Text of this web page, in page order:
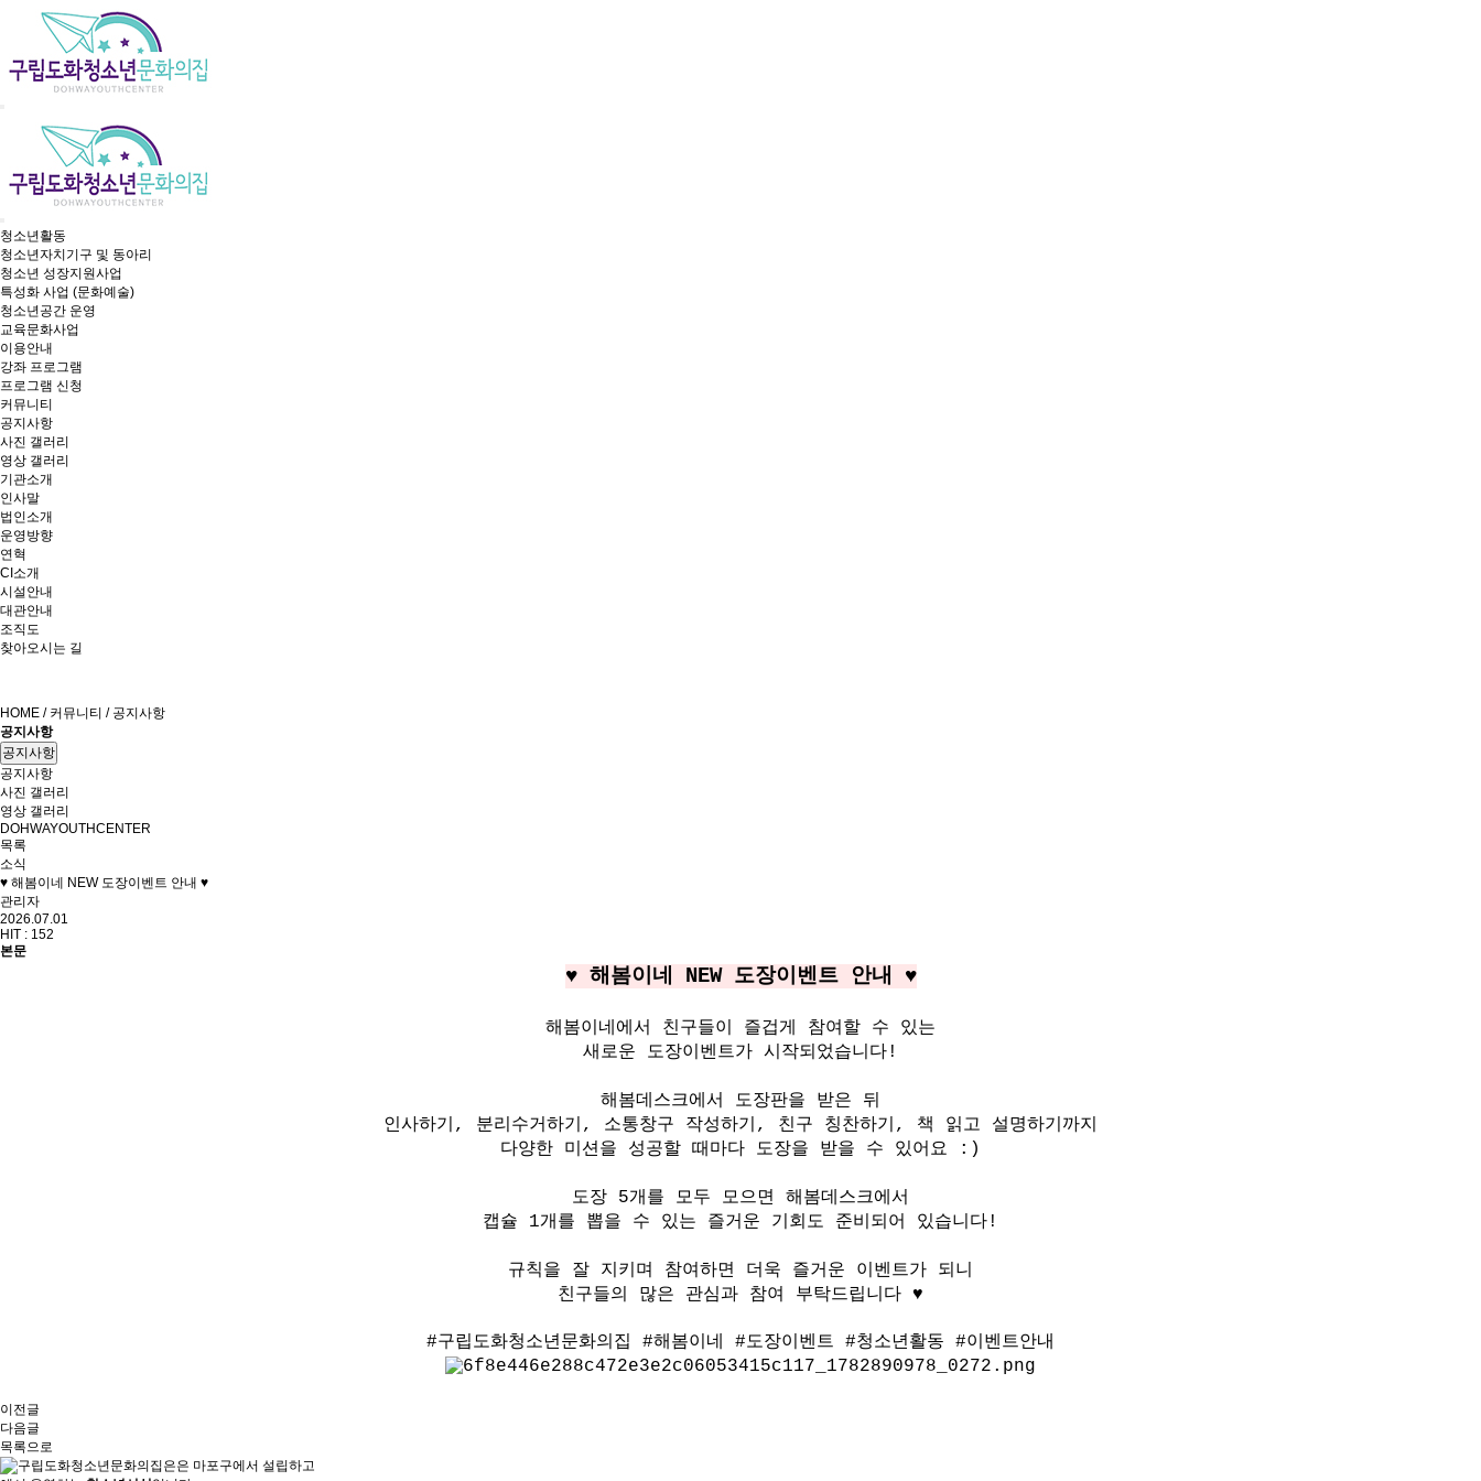
청소년활동
청소년자치기구 및 동아리
청소년 성장지원사업
특성화 사업 (문화예술)
청소년공간 운영
교육문화사업
이용안내
강좌 프로그램
프로그램 신청
커뮤니티
공지사항
사진 갤러리
영상 갤러리
기관소개
인사말
법인소개
운영방향
연혁
CI소개
시설안내
대관안내
조직도
찾아오시는 길
HOME / 커뮤니티 / 공지사항
공지사항
공지사항
공지사항
사진 갤러리
영상 갤러리
DOHWAYOUTHCENTER
목록
소식
♥ 해봄이네 NEW 도장이벤트 안내 ♥
관리자
2026.07.01
HIT : 152
본문
♥ 해봄이네 NEW 도장이벤트 안내 ♥
해봄이네에서 친구들이 즐겁게 참여할 수 있는
새로운 도장이벤트가 시작되었습니다!
해봄데스크에서 도장판을 받은 뒤
인사하기, 분리수거하기, 소통창구 작성하기, 친구 칭찬하기, 책 읽고 설명하기까지
다양한 미션을 성공할 때마다 도장을 받을 수 있어요 :)
도장 5개를 모두 모으면 해봄데스크에서
캡슐 1개를 뽑을 수 있는 즐거운 기회도 준비되어 있습니다!
규칙을 잘 지키며 참여하면 더욱 즐거운 이벤트가 되니
친구들의 많은 관심과 참여 부탁드립니다 ♥
#구립도화청소년문화의집 #해봄이네 #도장이벤트 #청소년활동 #이벤트안내
이전글
다음글
목록으로
은 마포구에서 설립하고